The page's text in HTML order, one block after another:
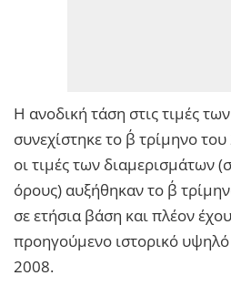
Η ανοδική τάση στις τιμές
συνεχίστηκε το β΄ τρίμηνο
οι τιμές των διαμερισμάτων
όρους) αυξήθηκαν το β΄
σε ετήσια βάση και πλέον
προηγούμενο ιστορικό υψηλό
2008.